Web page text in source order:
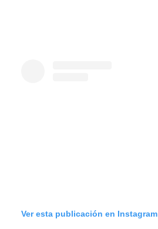
Ver esta publicación en Instagram